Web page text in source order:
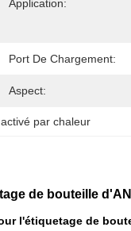
Application:
Port De Chargement:
Aspect:
par chaleur
de bouteille
l'étiquetage de